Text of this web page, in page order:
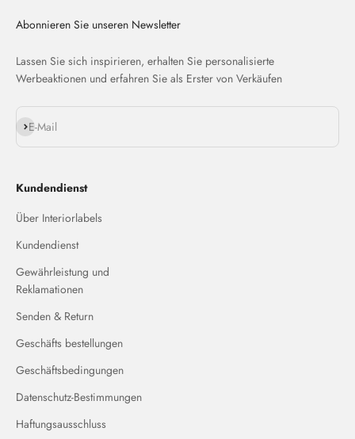
Abonnieren Sie unseren Newsletter
Lassen Sie sich inspirieren, erhalten Sie personalisierte
Werbeaktionen und erfahren Sie als Erster von Verkäufen
E-Mail
Abonnieren
Kundendienst
Über Interiorlabels
Kundendienst
Gewährleistung und
Reklamationen
Senden & Return
Geschäfts bestellungen
Geschäftsbedingungen
Datenschutz-Bestimmungen
Haftungsausschluss